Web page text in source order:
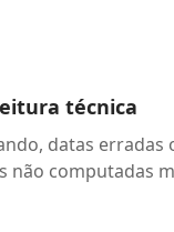
técnica
datas erradas
não computadas